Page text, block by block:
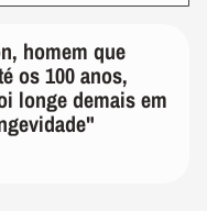
homem que
os 100 anos,
longe demais em